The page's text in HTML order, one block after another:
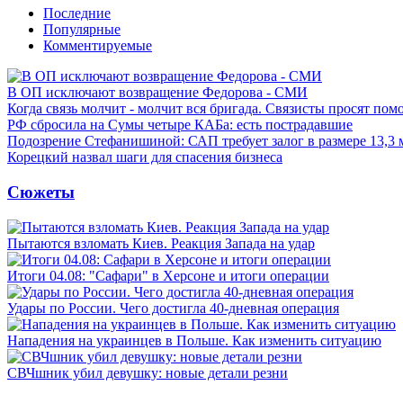
Последние
Популярные
Комментируемые
В ОП исключают возвращение Федорова - СМИ
Когда связь молчит - молчит вся бригада. Связисты просят
РФ сбросила на Сумы четыре КАБа: есть пострадавшие
Подозрение Стефанишиной: САП требует залог в размере 13,3
Корецкий назвал шаги для спасения бизнеса
Сюжеты
Пытаются взломать Киев. Реакция Запада на удар
Итоги 04.08: "Сафари" в Херсоне и итоги операции
Удары по России. Чего достигла 40-дневная операция
Нападения на украинцев в Польше. Как изменить ситуацию
СВЧшник убил девушку: новые детали резни